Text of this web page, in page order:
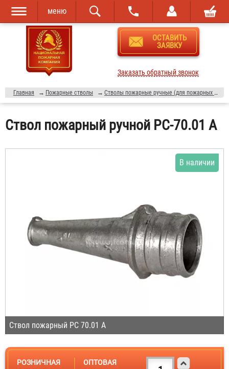
Перейти к
основному
содержанию
Skip to
navigation
меню
ОСТАВИТЬ
ЗАЯВКУ
Заказать обратный звонок
Главная → Пожарные стволы → Стволы пожарные ручные (для пожарных рукавов)
Ствол пожарный ручной РС-70.01 А
Ствол пожарный РС 70.01 А
В наличии
РОЗНИЧНАЯ ОПТОВАЯ